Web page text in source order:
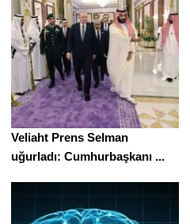
Veliaht Prens Selman
uğurladı: Cumhurbaşkanı ...